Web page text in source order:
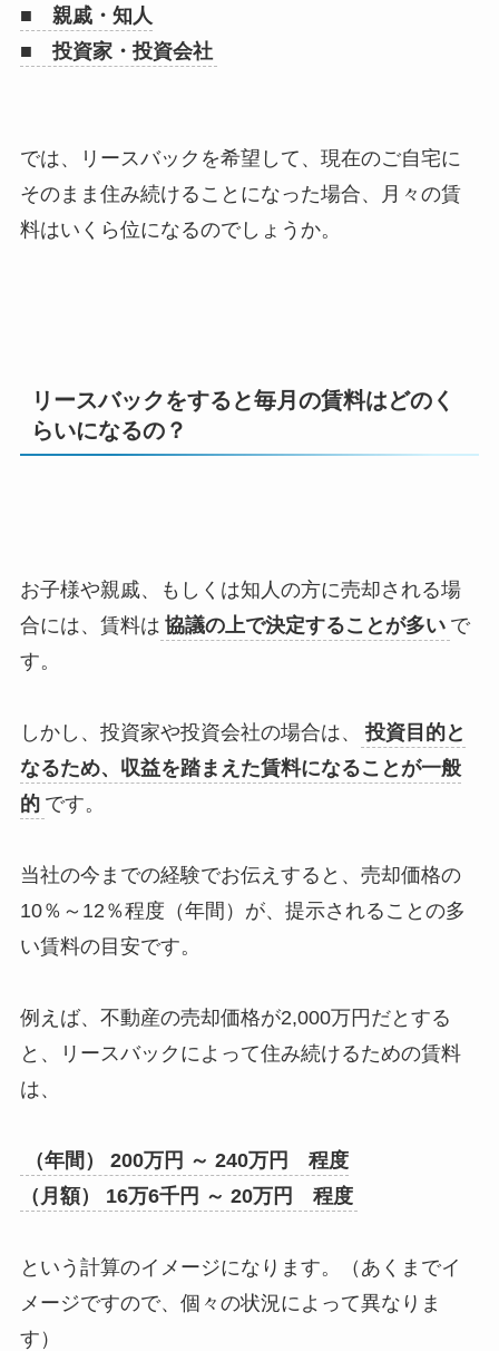
■ 親戚・知人
■ 投資家・投資会社
では、リースバックを希望して、現在のご自宅に
そのまま住み続けることになった場合、月々の賃
料はいくら位になるのでしょうか。
リースバックをすると毎月の賃料はどのく
らいになるの？
お子様や親戚、もしくは知人の方に売却される場
合には、賃料は 協議の上で決定することが多い で
す。
しかし、投資家や投資会社の場合は、
投資目的と
なるため、収益を踏まえた賃料になることが一般
的 です。
当社の今までの経験でお伝えすると、売却価格の
10％～12％程度（年間）が、提示されることの多
い賃料の目安です。
例えば、不動産の売却価格が2,000万円だとする
と、リースバックによって住み続けるための賃料
は、
（年間） 200万円 ～ 240万円 程度
（月額） 16万6千円 ～ 20万円 程度
という計算のイメージになります。（あくまでイ
メージですので、個々の状況によって異なりま
す）